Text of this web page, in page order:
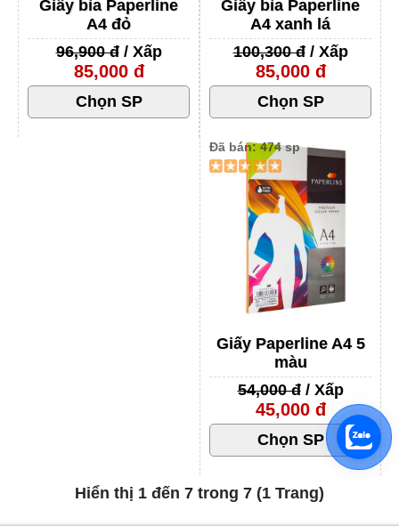
Giấy bìa Paperline
A4 xanh lá
100,300 đ/ Xấp
85,000 đ
Giấy bìa Paperline
A4 đỏ
96,900 đ/ Xấp
85,000 đ
Giấy Paperline A4 5
màu
54,000 đ/ Xấp
45,000 đ
Đã bán: 474 sp
Hiển thị 1 đến 7 trong 7 (1 Trang)